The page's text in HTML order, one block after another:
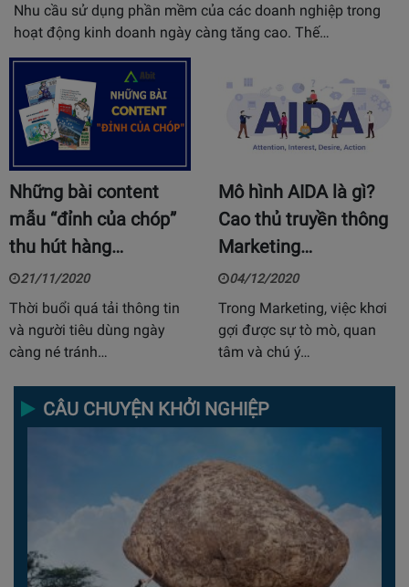
Nhu cầu sử dụng phần mềm của các doanh nghiệp trong
hoạt động kinh doanh ngày càng tăng cao. Thế…
Những bài content
mẫu “đỉnh của chóp”
thu hút hàng…
21/11/2020
Thời buổi quá tải thông tin
và người tiêu dùng ngày
càng né tránh…
Mô hình AIDA là gì?
Cao thủ truyền thông
Marketing…
04/12/2020
Trong Marketing, việc khơi
gợi được sự tò mò, quan
tâm và chú ý…
CÂU CHUYỆN KHỞI NGHIỆP